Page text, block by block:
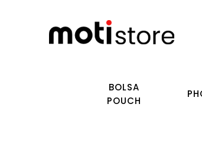
BOLSA
POUCH